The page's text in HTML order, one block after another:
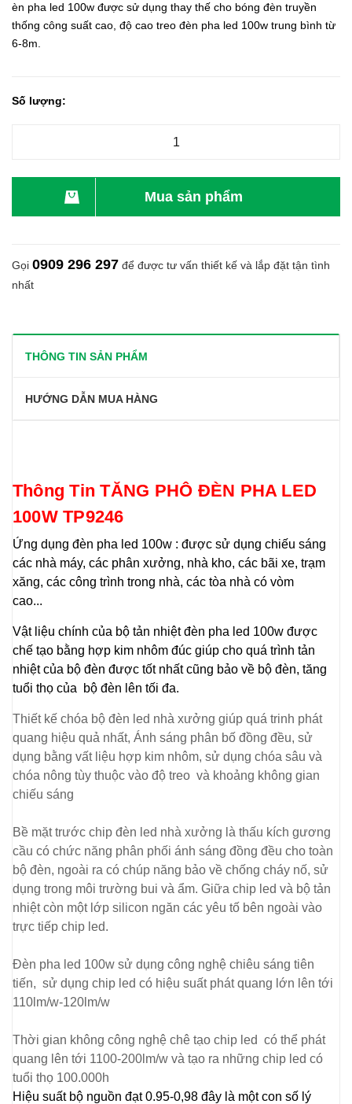
èn pha led 100w được sử dụng thay thế cho bóng đèn truyền
thống công suất cao, độ cao treo đèn pha led 100w trung bình từ
6-8m.
Số lượng:
Mua sản phẩm
Gọi 0909 296 297 để được tư vấn thiết kế và lắp đặt tận tình
nhất
THÔNG TIN SẢN PHẨM
HƯỚNG DẪN MUA HÀNG
Thông Tin TĂNG PHÔ ĐÈN PHA LED
100W TP9246
Ứng dụng đèn pha led 100w : được sử dụng chiếu sáng
các nhà máy, các phân xưởng, nhà kho, các bãi xe, trạm
xăng, các công trình trong nhà, các tòa nhà có vòm
cao...
Vật liệu chính của bộ tản nhiệt đèn pha led 100w được
chế tạo bằng hợp kim nhôm đúc giúp cho quá trình tản
nhiệt của bộ đèn được tốt nhất cũng bảo về bộ đèn, tăng
tuổi thọ của bộ đèn lên tối đa.
Thiết kế chóa bộ đèn led nhà xưởng giúp quá trinh phát
quang hiệu quả nhất, Ánh sáng phân bố đồng đều, sử
dụng bằng vất liệu hợp kim nhôm, sử dụng chóa sâu và
chóa nông tùy thuộc vào độ treo và khoảng không gian
chiếu sáng
Bề mặt trước chip đèn led nhà xưởng là thấu kích gương
cầu có chức năng phân phối ánh sáng đồng đều cho toàn
bộ đèn, ngoài ra có chúp năng bảo về chống cháy nố, sử
dụng trong môi trường bui và ẩm. Giữa chip led và bộ tản
nhiệt còn một lớp silicon ngăn các yêu tố bên ngoài vào
trực tiếp chip led.
Đèn pha led 100w sử dụng công nghệ chiêu sáng tiên
tiến, sử dụng chip led có hiệu suất phát quang lớn lên tới
110lm/w-120lm/w
Thời gian không công nghệ chê tạo chip led có thể phát
quang lên tới 1100-200lm/w và tạo ra những chip led có
tuổi thọ 100.000h
Hiệu suất bộ nguồn đạt 0.95-0,98 đây là một con số lý